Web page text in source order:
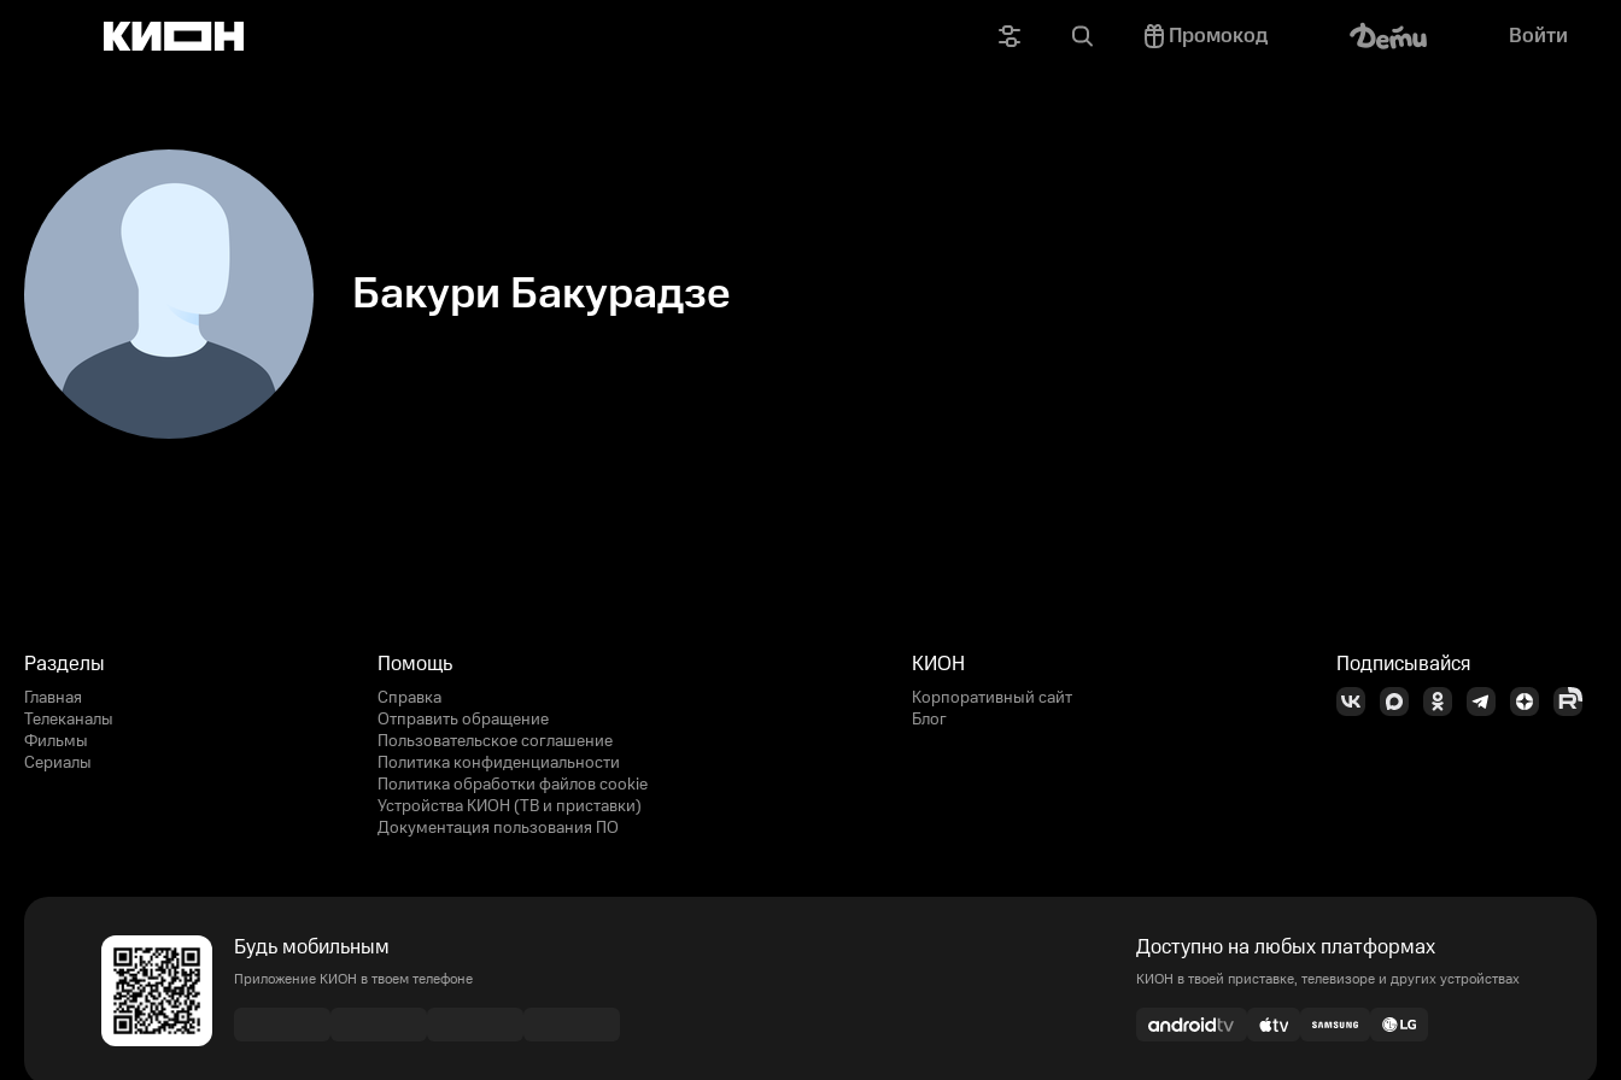
Промокод Войти
Бакури Бакурадзе
Разделы
Главная
Телеканалы
Фильмы
Сериалы
Помощь
Справка
Отправить обращение
Пользовательское соглашение
Политика конфиденциальности
Политика обработки файлов cookie
Устройства КИОН (ТВ и приставки)
Документация пользования ПО
КИОН
Корпоративный сайт
Блог
Подписывайся
Будь мобильным
Приложение КИОН в твоем телефоне
Доступно на любых платформах
КИОН в твоей приставке, телевизоре и других устройствах